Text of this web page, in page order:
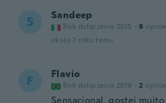
S Sandeep
Rok dołączenia 2015 · 8 opinie
około 7 roku temu
F Flavio
Rok dołączenia 2018 · 2 opinie
Sensacional, gostei muito